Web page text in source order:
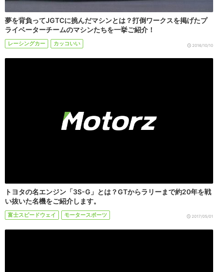
夢を背負ってJGTCに挑んだマシンとは？打倒ワークスを掲げたプ
ライベーターチームのマシンたちを一挙ご紹介！
レーシングカー カッコいい 2016/10/10
トヨタの名エンジン「3S-G」とは？GTからラリーまで約20年を戦
い抜いた名機をご紹介します。
富士スピードウェイ モータースポーツ 2017/05/01